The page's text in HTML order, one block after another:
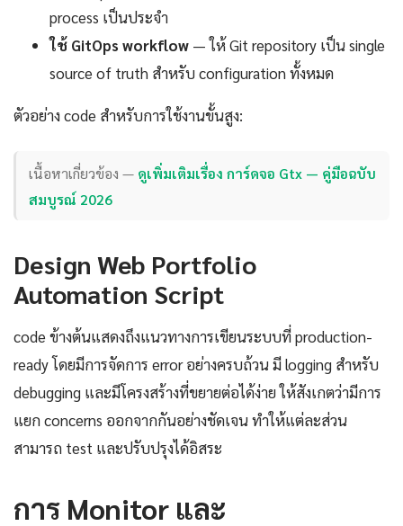
process เป็นประจำ
ใช้ GitOps workflow — ให้ Git repository เป็น single
source of truth สำหรับ configuration ทั้งหมด
ตัวอย่าง code สำหรับการใช้งานขั้นสูง:
เนื้อหาเกี่ยวข้อง — ดูเพิ่มเติมเรื่อง การ์ดจอ Gtx — คู่มือฉบับ
สมบูรณ์ 2026
Design Web Portfolio
Automation Script
code ข้างต้นแสดงถึงแนวทางการเขียนระบบที่ production-
ready โดยมีการจัดการ error อย่างครบถ้วน มี logging สำหรับ
debugging และมีโครงสร้างที่ขยายต่อได้ง่าย ให้สังเกตว่ามีการ
แยก concerns ออกจากกันอย่างชัดเจน ทำให้แต่ละส่วน
สามารถ test และปรับปรุงได้อิสระ
การ Monitor และ